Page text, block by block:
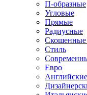
П-образные
Угловые
Прямые
Радиусные
Скошенные
Стиль
Евро
Английские